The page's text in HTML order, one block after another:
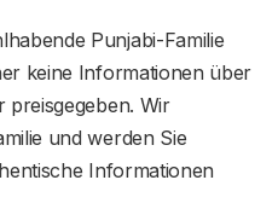
Punjabi-Familie
keine Informationen über
preisgegeben. Wir
und werden Sie
Informationen